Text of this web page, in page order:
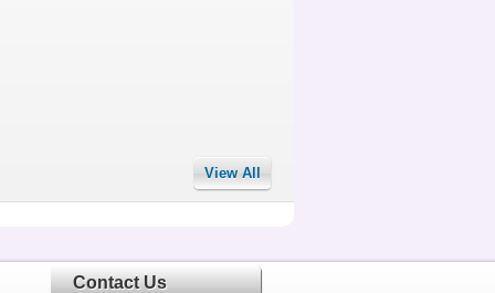
View All
Contact Us